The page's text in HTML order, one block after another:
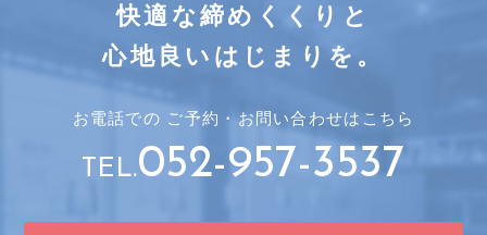
快適な締めくくりと
心地良いはじまりを。
お電話での ご予約・ お問い合わせはこちら
TEL.052-957-3537